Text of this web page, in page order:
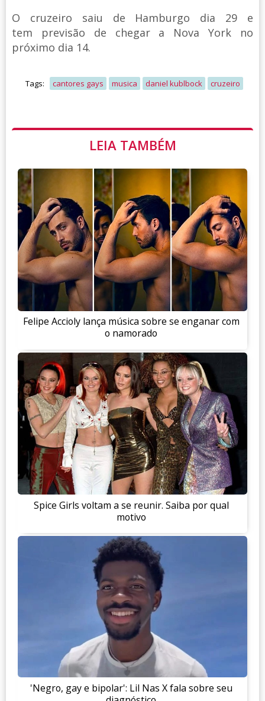
O cruzeiro saiu de Hamburgo dia 29 e
tem previsão de chegar a Nova York no
próximo dia 14.
Tags: cantores gays musica daniel kublbock cruzeiro
LEIA TAMBÉM
Felipe Accioly lança música sobre se enganar com
o namorado
Spice Girls voltam a se reunir. Saiba por qual
motivo
'Negro, gay e bipolar': Lil Nas X fala sobre seu